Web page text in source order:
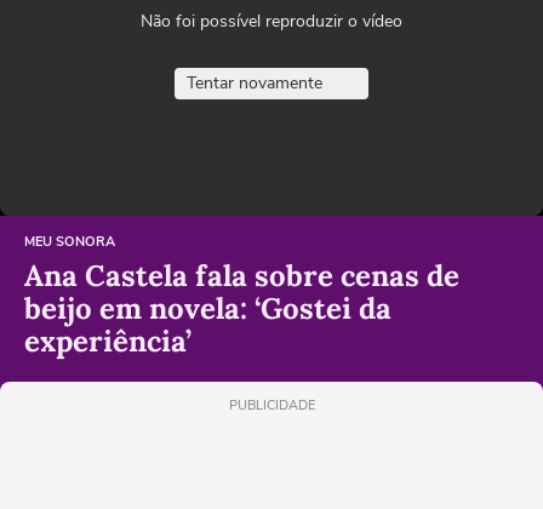
Não foi possível reproduzir o vídeo
Tentar novamente
MEU SONORA
Ana Castela fala sobre cenas de
beijo em novela: ‘Gostei da
experiência’
PUBLICIDADE